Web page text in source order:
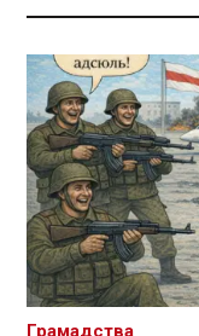
Грамадства